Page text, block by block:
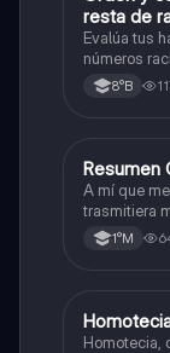
resta de
Evalúa tus
números
conversión
8°B
Resumen
A mí que
trasmitiera
mano me
a otros
1°M
Homotecia,